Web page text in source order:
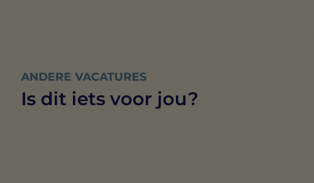
ANDERE VACATURES
Is dit iets voor jou?